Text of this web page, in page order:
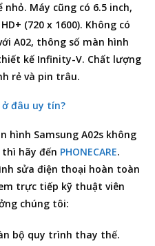
Máy cũng có 6.5 inch,
(720 x 1600). Không có
A02, thông số màn hình
kế Infinity-V. Chất lượng
rẻ và pin trâu.
ở đâu uy tín?
hình Samsung A02s không
hãy đến PHONECARE.
sửa điện thoại hoàn toàn
trực tiếp kỹ thuật viên
chúng tôi:
bộ quy trình thay thế.